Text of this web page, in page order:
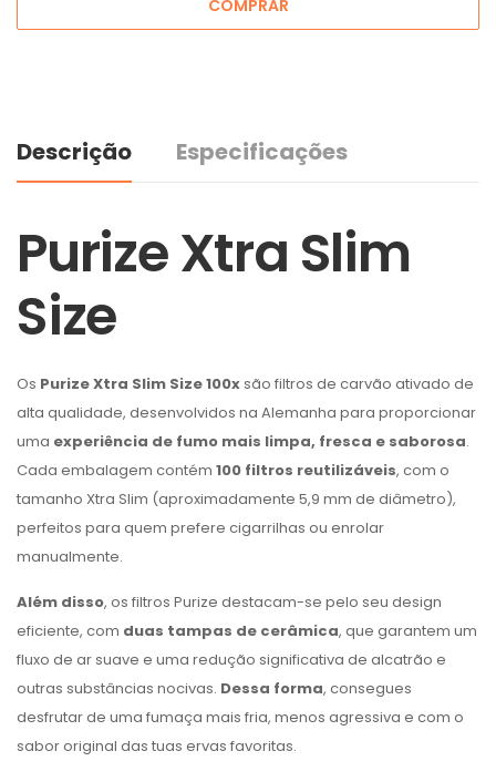
COMPRAR
Descrição Especificações
Purize Xtra Slim
Size
Os Purize Xtra Slim Size 100xsão filtros de carvão ativado de
alta qualidade, desenvolvidos na Alemanha para proporcionar
uma experiência de fumo mais limpa, fresca e saborosa.
Cada embalagem contém 100 filtros reutilizáveis, com o
tamanho Xtra Slim (aproximadamente 5,9 mm de diâmetro),
perfeitos para quem prefere cigarrilhas ou enrolar
manualmente.
Além disso, os filtros Purize destacam-se pelo seu design
eficiente, com duas tampas de cerâmica, que garantem um
fluxo de ar suave e uma redução significativa de alcatrão e
outras substâncias nocivas. Dessa forma, consegues
desfrutar de uma fumaça mais fria, menos agressiva e com o
sabor original das tuas ervas favoritas.